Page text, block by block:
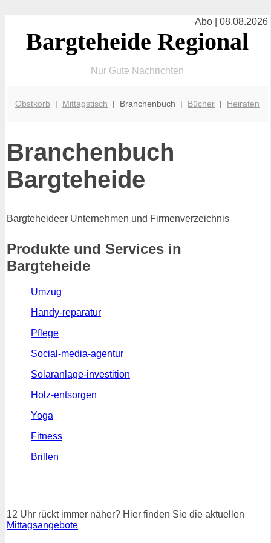
Abo | 08.08.2026
Bargteheide Regional
Nur Gute Nachrichten
Obstkorb | Mittagstisch | Branchenbuch | Bücher | Heiraten
Branchenbuch
Bargteheide
Bargteheideer Unternehmen und Firmenverzeichnis
Produkte und Services in
Bargteheide
Umzug
Handy-reparatur
Pflege
Social-media-agentur
Solaranlage-investition
Holz-entsorgen
Yoga
Fitness
Brillen
12 Uhr rückt immer näher? Hier finden Sie die aktuellen
Mittagsangebote